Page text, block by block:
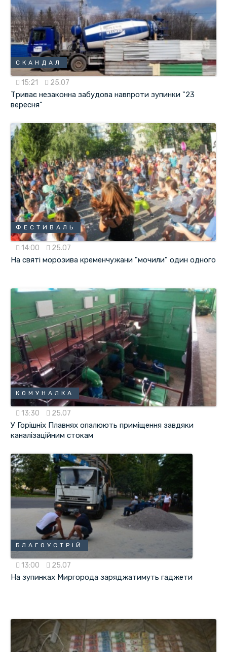
СКАНДАЛ
15:21 25.07
Триває незаконна забудова навпроти зупинки "23
вересня"
ФЕСТИВАЛЬ
14:00 25.07
На святі морозива кременчужани "мочили" один одного
КОМУНАЛКА
13:30 25.07
У Горішніх Плавнях опалюють приміщення завдяки
каналізаційним стокам
БЛАГОУСТРІЙ
13:00 25.07
На зупинках Миргорода заряджатимуть гаджети